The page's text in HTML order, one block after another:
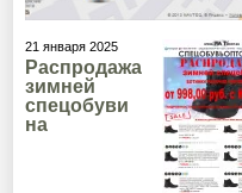
21 января 2025
Распродажа
зимней
спецобуви
на